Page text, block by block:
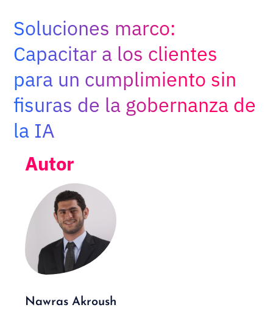
Buscar:
ES
Soluciones marco:
Capacitar a los clientes
para un cumplimiento sin
fisuras de la gobernanza de
la IA
Autor
Nawras Akroush